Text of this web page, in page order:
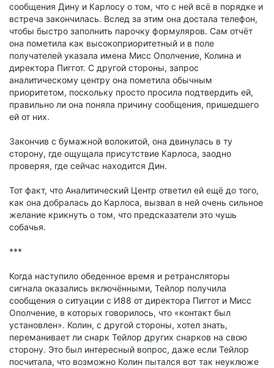
сообщения Дину и Карлосу о том, что с ней всё в порядке и
встреча закончилась. Вслед за этим она достала телефон,
чтобы быстро заполнить парочку формуляров. Сам отчёт
она пометила как высокоприоритетный и в поле
получателей указала имена Мисс Ополчение, Колина и
директора Пиггот. С другой стороны, запрос
аналитическому центру она пометила обычным
приоритетом, поскольку просто просила подтвердить ей,
правильно ли она поняла причину сообщения, пришедшего
ей от них.
Закончив с бумажной волокитой, она двинулась в ту
сторону, где ощущала присутствие Карлоса, заодно
проверяя, где сейчас находится Дин.
Тот факт, что Аналитический Центр ответил ей ещё до того,
как она добралась до Карлоса, вызвал в ней очень сильное
желание крикнуть о том, что предсказатели это чушь
собачья.
***
Когда наступило обеденное время и ретрансляторы
сигнала оказались включёнными, Тейлор получила
сообщения о ситуации с И88 от директора Пиггот и Мисс
Ополчение, в которых говорилось, что «контакт был
установлен». Колин, с другой стороны, хотел знать,
переманивает ли снарк Тейлор других снарков на свою
сторону. Это был интересный вопрос, даже если Тейлор
посчитала, что возможно Колин пытался вот так неуклюже